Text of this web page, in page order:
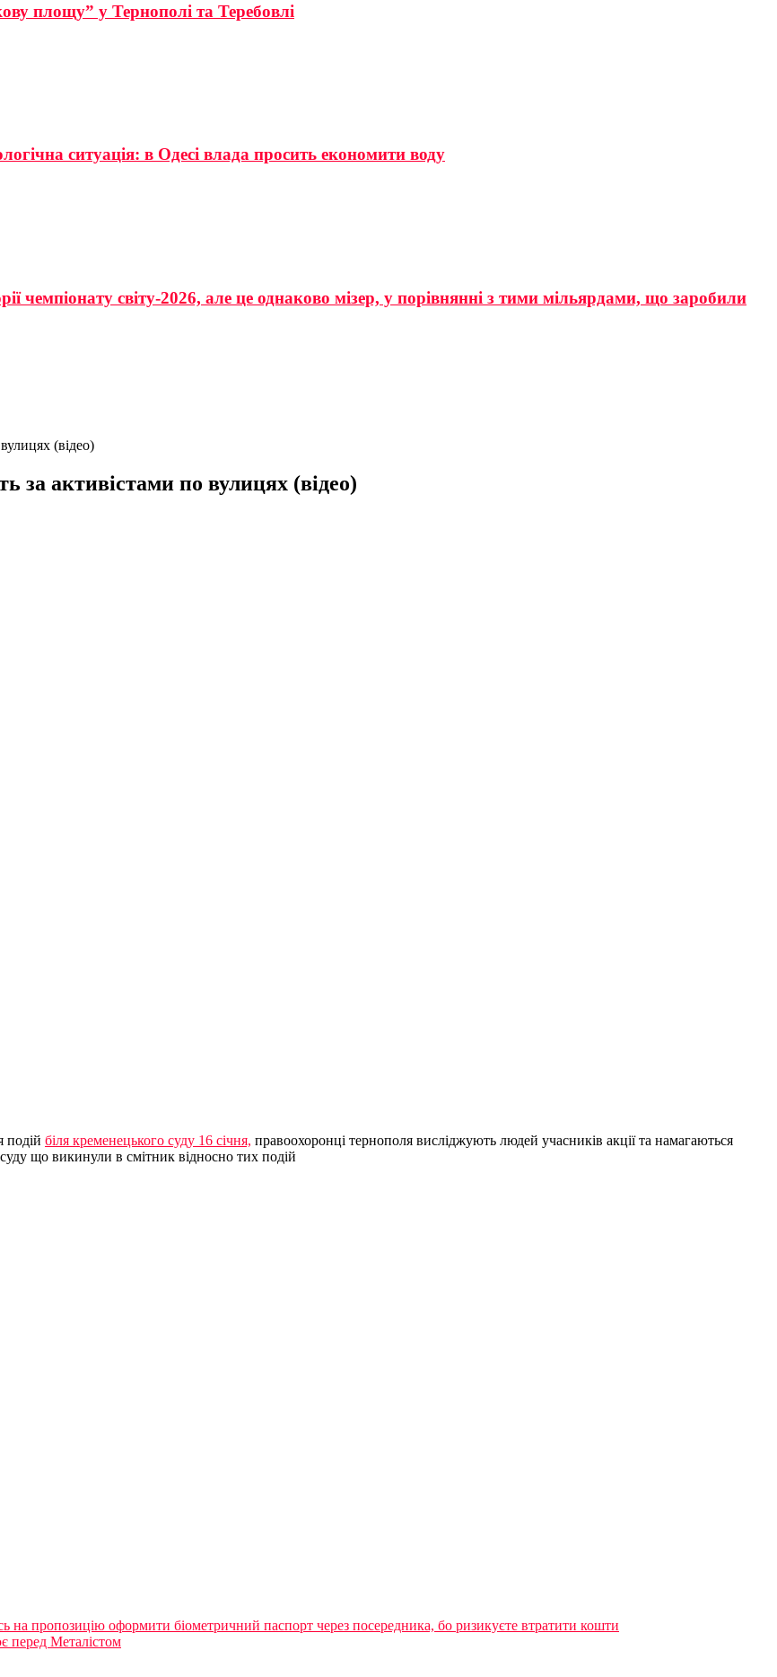
площу” у Тернополі та Теребовлі
ситуація: в Одесі влада просить економити воду
чемпіонату світу-2026, але це однаково мізер, у порівнянні з тими мільярдами, що заробили
(відео)
за активістами по вулицях (відео)
подій біля кременецького суду 16 січня, правоохоронці тернополя висліджують людей учасників акції та намагаються
що викинули в смітник відносно тих подій
на пропозицію оформити біометричний паспорт через посередника, бо ризикуєте втратити кошти
перед Металістом